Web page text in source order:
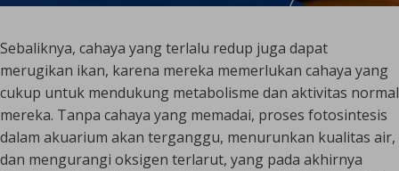
Sebaliknya, cahaya yang terlalu redup juga dapat
merugikan ikan, karena mereka memerlukan cahaya yang
cukup untuk mendukung metabolisme dan aktivitas normal
mereka. Tanpa cahaya yang memadai, proses fotosintesis
dalam akuarium akan terganggu, menurunkan kualitas air,
dan mengurangi oksigen terlarut, yang pada akhirnya